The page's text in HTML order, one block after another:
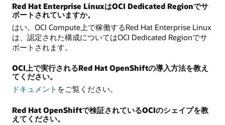
Red Hat Enterprise LinuxはOCI Dedicated Regionでサ
ポートされていますか。
はい。OCI Compute上で稼働するRed Hat Enterprise Linux
は、認定された構成についてはOCI Dedicated Regionでサ
ポートされます。
OCI上で実行されるRed Hat OpenShiftの導入方法を教え
てください。
ドキュメント をご覧ください。
Red Hat OpenShiftで検証されているOCIのシェイプを教
えてください。